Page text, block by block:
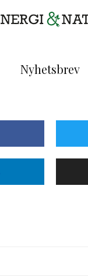
Nyhetsbrev